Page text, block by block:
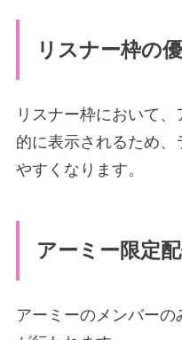
リスナー枠の
リスナー枠において
的に表示されるため
やすくなります。
アーミー限定
アーミーのメンバー